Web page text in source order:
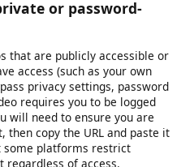
on iPhone, iPad, and other iOS
Since our tool is entirely
install. Simply visit our website,
Note that iOS has certain
files can be saved. You may
party document manager to
For the best experience on
as your browser.